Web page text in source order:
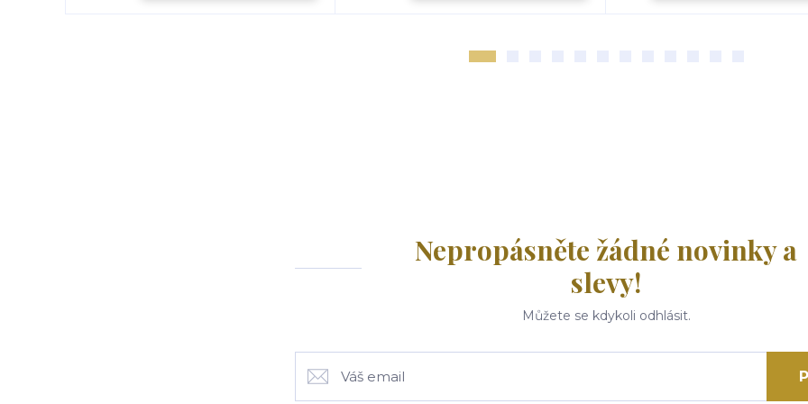
Nepropásněte žádné novinky a
slevy!
Můžete se kdykoli odhlásit.